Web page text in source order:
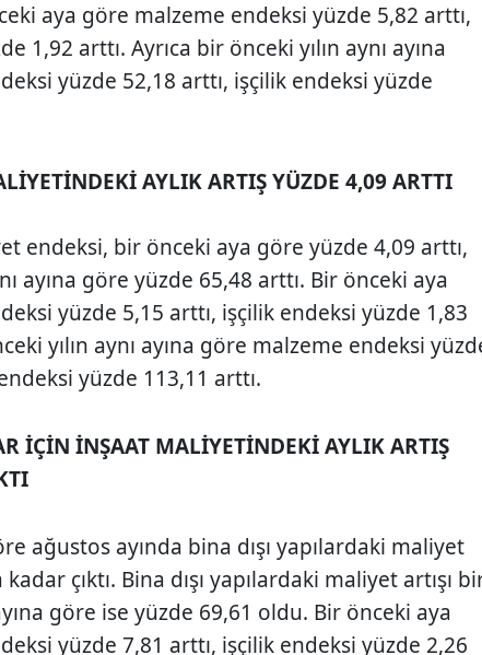
aya göre malzeme endeksi yüzde 5,82 arttı,
1,92 arttı. Ayrıca bir önceki yılın aynı ayına
yüzde 52,18 arttı, işçilik endeksi yüzde
AYLIK ARTIŞ YÜZDE 4,09 ARTTI
endeksi, bir önceki aya göre yüzde 4,09 arttı,
ayına göre yüzde 65,48 arttı. Bir önceki aya
yüzde 5,15 arttı, işçilik endeksi yüzde 1,83
yılın aynı ayına göre malzeme endeksi
yüzde 113,11 arttı.
İÇİN İNŞAAT MALİYETİNDEKİ AYLIK ARTIŞ
ağustos ayında bina dışı yapılardaki maliyet
kadar çıktı. Bina dışı yapılardaki maliyet artışı
göre ise yüzde 69,61 oldu. Bir önceki aya
yüzde 7,81 arttı, işçilik endeksi yüzde 2,26